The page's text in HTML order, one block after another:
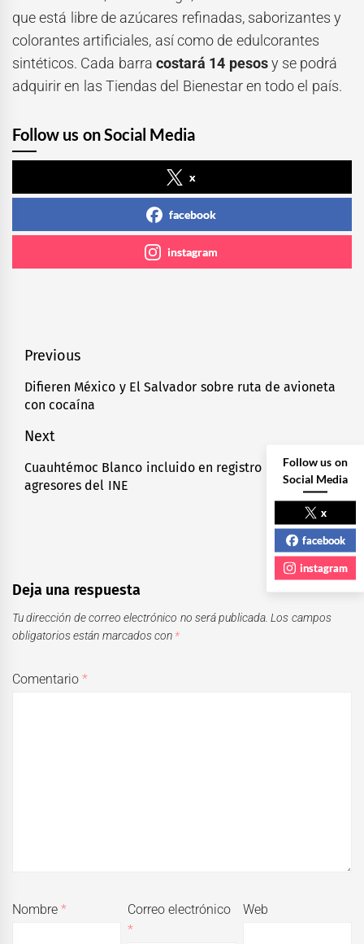
que está libre de azúcares refinadas, saborizantes y
colorantes artificiales, así como de edulcorantes
sintéticos. Cada barra costará 14 pesosy se podrá
adquirir en las Tiendas del Bienestar en todo el país.
Follow us on Social Media
x
facebook
instagram
Navegación
de
entradas
Previous
Previous
post:
Difieren México y El Salvador sobre ruta de avioneta
con cocaína
Next
Next
post:
Cuauhtémoc Blanco incluido en registro de
agresores del INE
Deja una respuesta
Tu dirección de correo electrónico no será publicada. Los campos
obligatorios están marcados con *
Comentario*
Nombre*
Correo electrónico
*
Web
Follow us on
Social Media
x
facebook
instagram